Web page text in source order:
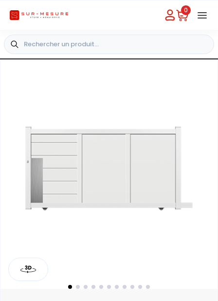
Besoin d'aide
0